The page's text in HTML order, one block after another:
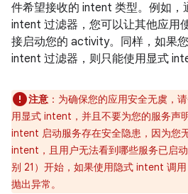
件希望接收的 intent 类型。例如
intent 过滤器，您可以让其他应用
接启动您的 activity。同样，如果您
intent 过滤器，则只能使用显式
注意 ：为确保您的应用安全无虞，
用显式 intent，并且不要为您的服务声
intent 启动服务存在安全隐患，因为您
intent，且用户无法看到哪些服务已启
别 21）开始，如果使用隐式 intent 调用
抛出异常。